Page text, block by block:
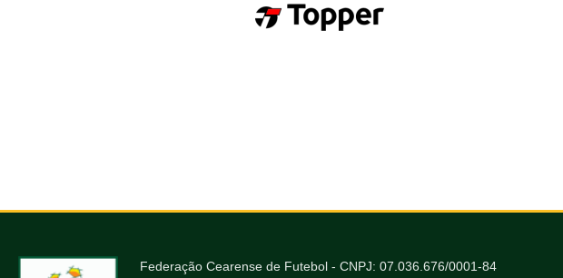
Federação Cearense de Futebol - CNPJ: 07.036.676/0001-84